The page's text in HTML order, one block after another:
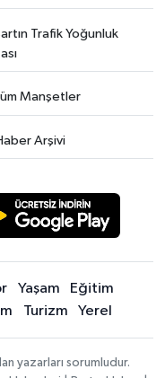
Trafik Yoğunluk
Manşetler
Arşivi
Yaşam
Eğitim
Turizm Yerel
yazarları sorumludur.